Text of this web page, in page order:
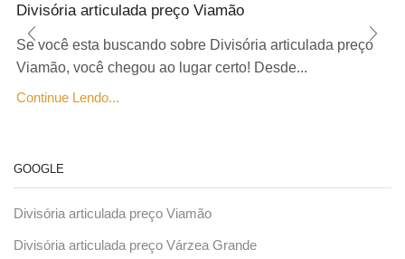
Divisória articulada preço Viamão
Se você esta buscando sobre Divisória articulada preço
Viamão, você chegou ao lugar certo! Desde...
Continue Lendo...
GOOGLE
Divisória articulada preço Viamão
Divisória articulada preço Várzea Grande